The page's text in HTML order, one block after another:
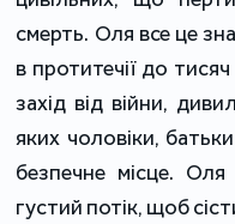
смерть. Оля все це
в протитечії до
захід від війни,
яких чоловіки,
безпечне місце.
густий потік, щоб